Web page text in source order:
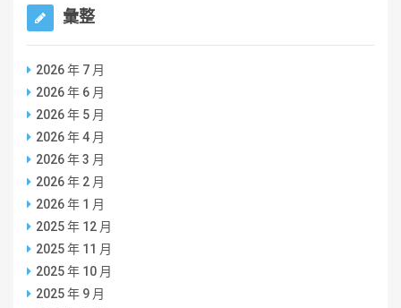
彙整
2026 年 7 月
2026 年 6 月
2026 年 5 月
2026 年 4 月
2026 年 3 月
2026 年 2 月
2026 年 1 月
2025 年 12 月
2025 年 11 月
2025 年 10 月
2025 年 9 月